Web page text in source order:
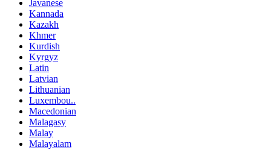
Javanese
Kannada
Kazakh
Khmer
Kurdish
Kyrgyz
Latin
Latvian
Lithuanian
Luxembou..
Macedonian
Malagasy
Malay
Malayalam